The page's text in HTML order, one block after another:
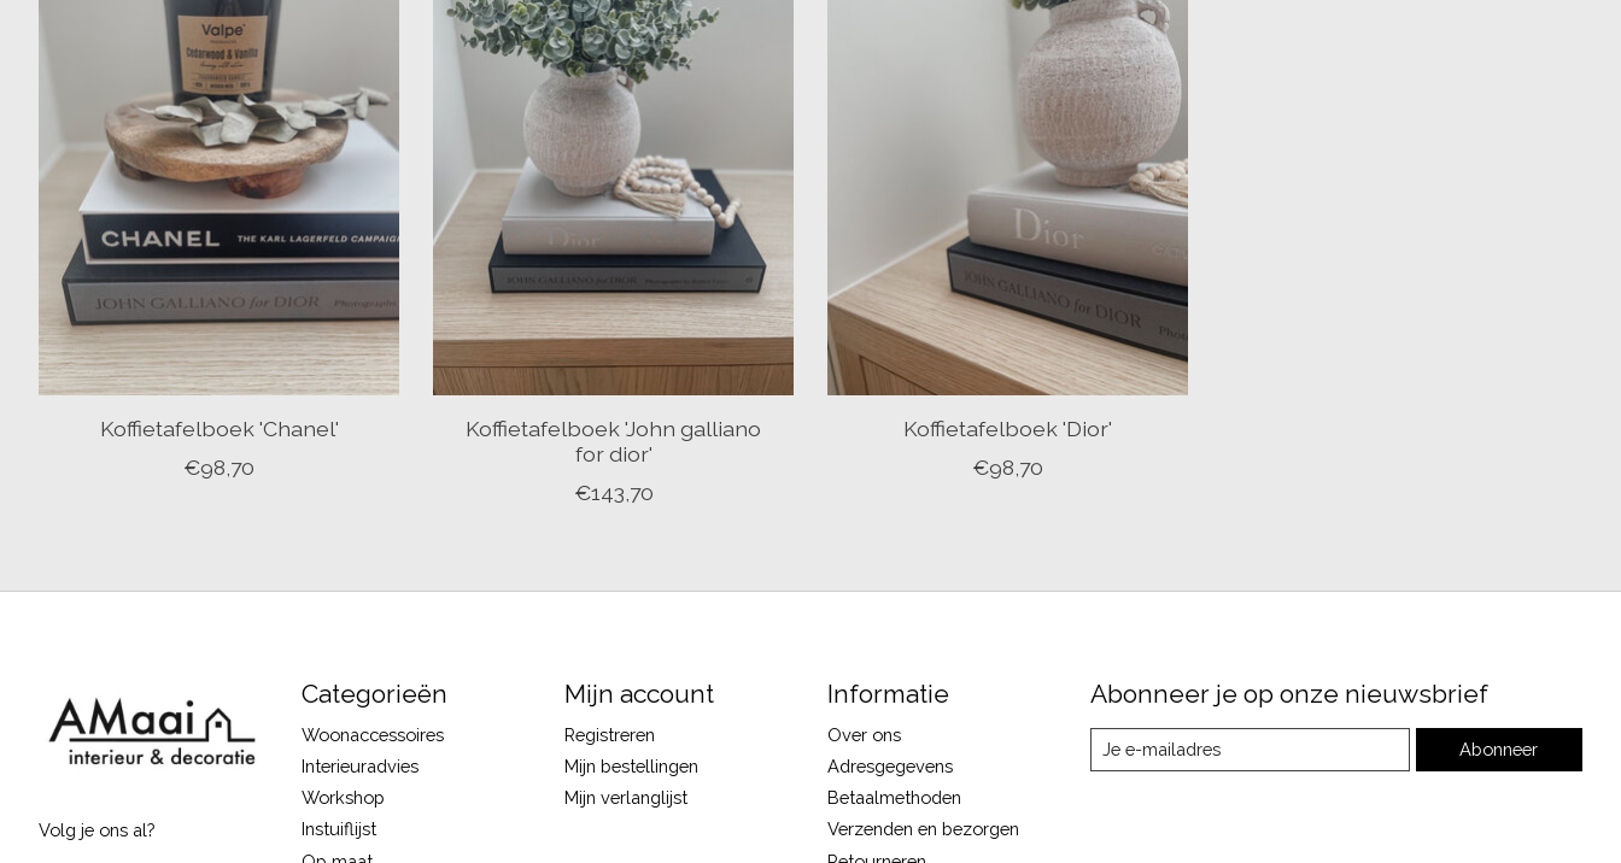
Koffietafelboek 'Chanel'
€98,70
Koffietafelboek 'John galliano
for dior'
€143,70
Koffietafelboek 'Dior'
€98,70
Volg je ons al?
Categorieën
Woonaccessoires
Interieuradvies
Workshop
Instuiflijst
Mijn account
Registreren
Mijn bestellingen
Mijn verlanglijst
Informatie
Over ons
Adresgegevens
Betaalmethoden
Verzenden en bezorgen
Abonneer je op onze nieuwsbrief
Abonneer